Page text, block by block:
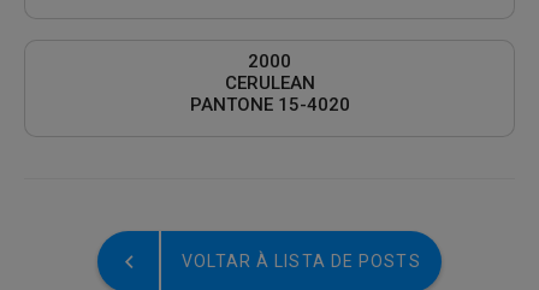
2000
CERULEAN
PANTONE 15-4020
VOLTAR À LISTA DE POSTS